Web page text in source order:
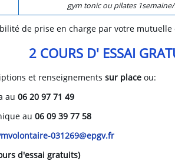
gym tonic ou pilates
de prise en charge par votre
2 COURS D' ESSAI
et renseignements sur place ou:
au 06 20 97 71 49
au 06 09 39 77 58
031269@epgv.fr
d'essai gratuits)